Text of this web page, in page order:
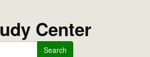
Center
Search